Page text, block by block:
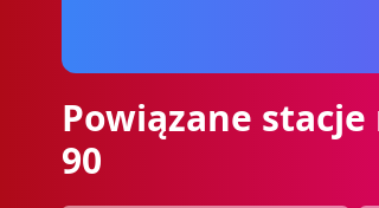
Powiązane
90